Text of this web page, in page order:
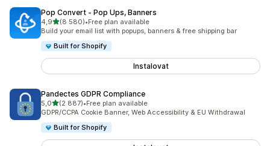
Pop Convert ‑ Pop Ups, Banners
4,9z 5 hvězd
(8 580)
Celkový počet recenzí: 8580
•Free plan available
Build your email list with popups, banners & free shipping bar
Built for Shopify
Instalovat
Pandectes GDPR Compliance
5,0z 5 hvězd
(2 887)
Celkový počet recenzí: 2887
•Free plan available
GDPR/CCPA Cookie Banner, Web Accessibility & EU Withdrawal
Built for Shopify